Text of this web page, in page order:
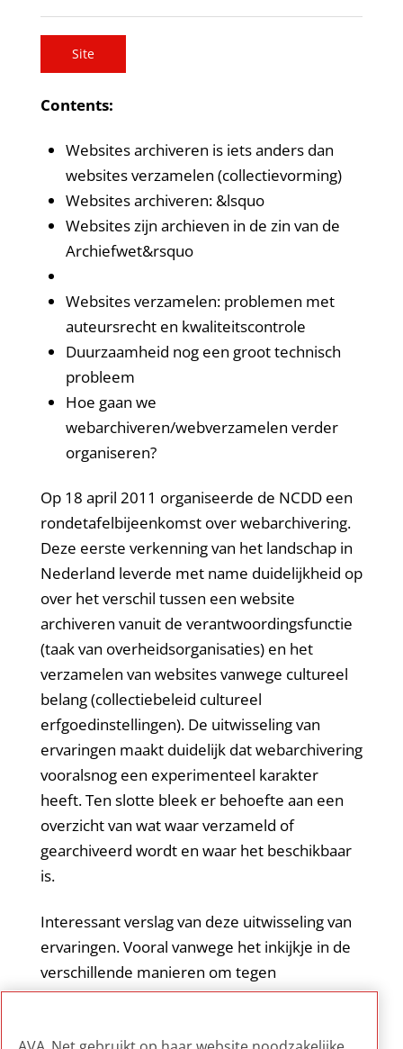
Site
Contents:
Websites archiveren is iets anders dan
websites verzamelen (collectievorming)
Websites archiveren: &lsquo
Websites zijn archieven in de zin van de
Archiefwet&rsquo
Websites verzamelen: problemen met
auteursrecht en kwaliteitscontrole
Duurzaamheid nog een groot technisch
probleem
Hoe gaan we
webarchiveren/webverzamelen verder
organiseren?
Op 18 april 2011 organiseerde de NCDD een
rondetafelbijeenkomst over webarchivering.
Deze eerste verkenning van het landschap in
Nederland leverde met name duidelijkheid op
over het verschil tussen een website
archiveren vanuit de verantwoordingsfunctie
(taak van overheidsorganisaties) en het
verzamelen van websites vanwege cultureel
belang (collectiebeleid cultureel
erfgoedinstellingen). De uitwisseling van
ervaringen maakt duidelijk dat webarchivering
vooralsnog een experimenteel karakter
heeft. Ten slotte bleek er behoefte aan een
overzicht van wat waar verzameld of
gearchiveerd wordt en waar het beschikbaar
is.
Interessant verslag van deze uitwisseling van
ervaringen. Vooral vanwege het inkijkje in de
verschillende manieren om tegen
webarchivering aan te kijken en daar handen